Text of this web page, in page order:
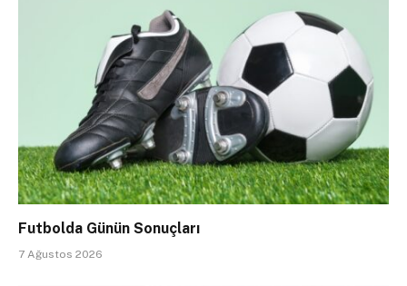
Futbolda Günün Sonuçları
7 Ağustos 2026